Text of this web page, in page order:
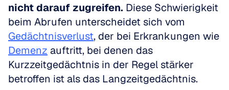
nicht darauf zugreifen. Diese Schwierigkeit
Gedächtnisverlust
Demenz auftritt, bei denen das
Kurzzeitgedächtnis in der Regel stärker
betroffen ist als das Langzeitgedächtnis.